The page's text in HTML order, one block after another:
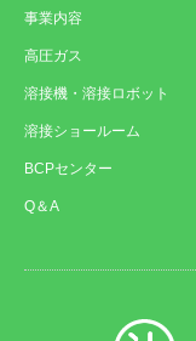
事業内容
高圧ガス
溶接機・溶接ロボット
溶接ショールーム
BCPセンター
Q＆A